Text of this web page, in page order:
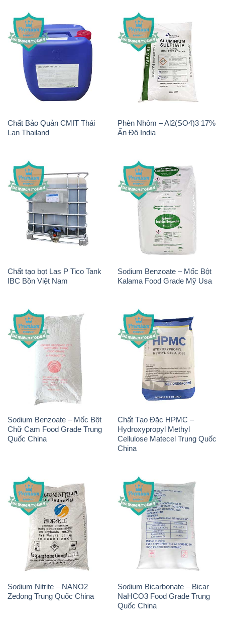
Chất Bảo Quản CMIT Thái
Lan Thailand
Phèn Nhôm – Al2(SO4)3 17%
Ấn Độ India
Chất tạo bọt Las P Tico Tank
IBC Bồn Việt Nam
Sodium Benzoate – Mốc Bột
Kalama Food Grade Mỹ Usa
Sodium Benzoate – Mốc Bột
Chữ Cam Food Grade Trung
Quốc China
Chất Tạo Đặc HPMC –
Hydroxypropyl Methyl
Cellulose Matecel Trung Quốc
China
Sodium Nitrite – NANO2
Zedong Trung Quốc China
Sodium Bicarbonate – Bicar
NaHCO3 Food Grade Trung
Quốc China